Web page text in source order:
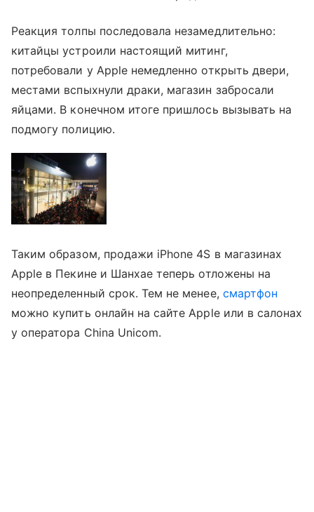
Реакция толпы последовала незамедлительно:
китайцы устроили настоящий митинг,
потребовали у Apple немедленно открыть двери,
местами вспыхнули драки, магазин забросали
яйцами. В конечном итоге пришлось вызывать на
подмогу полицию.
Таким образом, продажи iPhone 4S в магазинах
Apple в Пекине и Шанхае теперь отложены на
неопределенный срок. Тем не менее, смартфон
можно купить онлайн на сайте Apple или в салонах
у оператора China Unicom.